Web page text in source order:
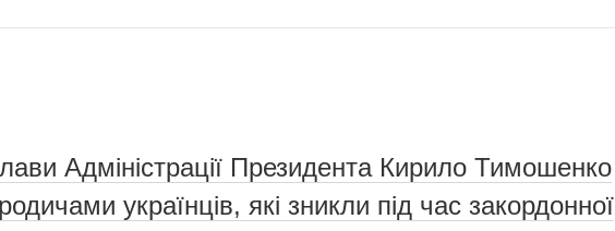
Адміністрації Президента Кирило Тимошенко
українців, які зникли під час закордонної